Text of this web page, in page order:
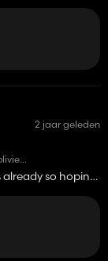
2 jaar geleden
already so hoping